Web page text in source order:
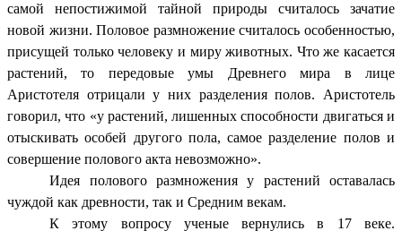
самой непостижимой тайной природы считалось зачатие
новой жизни. Половое размножение считалось особенностью,
присущей только человеку и миру животных. Что же касается
растений, то передовые умы Древнего мира в лице
Аристотеля отрицали у них разделения полов. Аристотель
говорил, что «у растений, лишенных способности двигаться и
отыскивать особей другого пола, самое разделение полов и
совершение полового акта невозможно».
Идея полового размножения у растений оставалась
чуждой как древности, так и Средним векам.
К этому вопросу ученые вернулись в 17 веке.